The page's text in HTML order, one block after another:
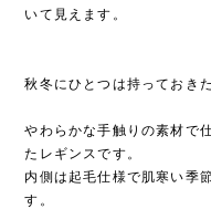
いて見えます。
秋冬にひとつは持っておき
やわらかな手触りの素材で
たレギンスです。
内側は起毛仕様で肌寒い季
す。